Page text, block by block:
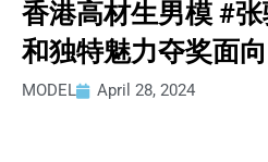
香港高材生男模 #
和独特魅力夺奖面向
MODEL April 28, 2024